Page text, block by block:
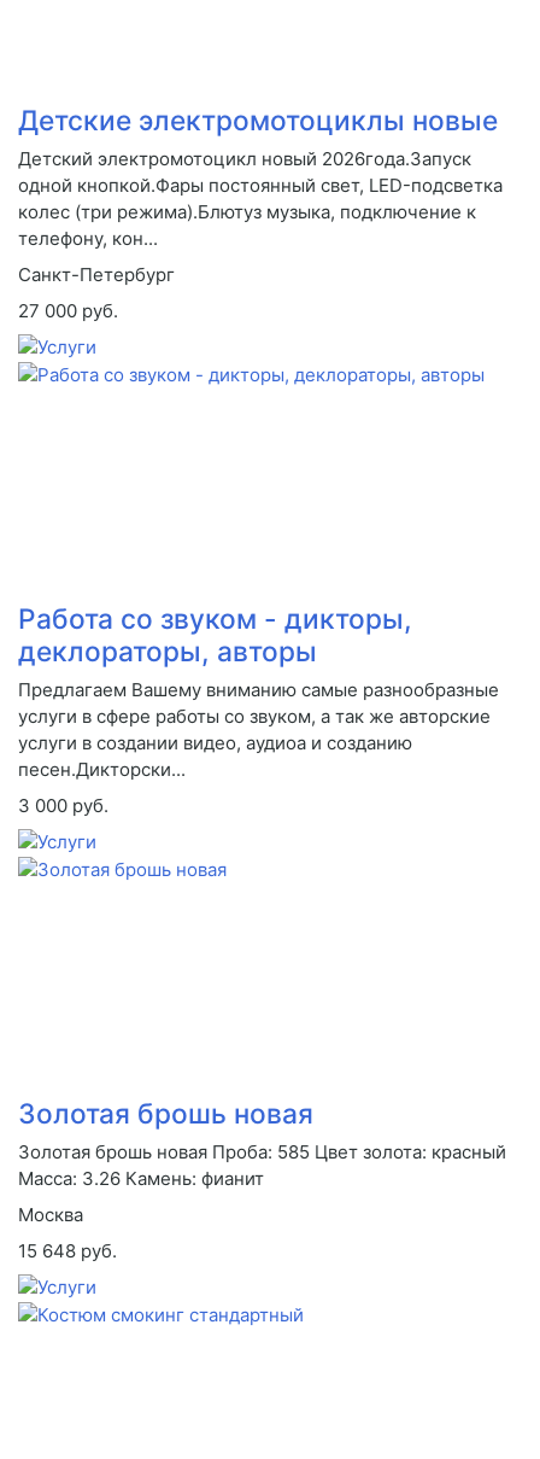
Детские электромотоциклы новые
Детский электромотоцикл новый 2026года.Запуск
одной кнопкой.Фары постоянный свет, LED-подсветка
колес (три режима).Блютуз музыка, подключение к
телефону, кон...
Санкт-Петербург
27 000 руб.
Работа со звуком - дикторы,
деклораторы, авторы
Предлагаем Вашему вниманию самые разнообразные
услуги в сфере работы со звуком, а так же авторские
услуги в создании видео, аудиоа и созданию
песен.Дикторски...
3 000 руб.
Золотая брошь новая
Золотая брошь новая Проба: 585 Цвет золота: красный
Масса: 3.26 Камень: фианит
Москва
15 648 руб.